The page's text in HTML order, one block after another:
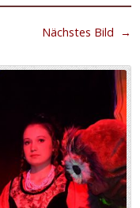
Nächstes Bild →